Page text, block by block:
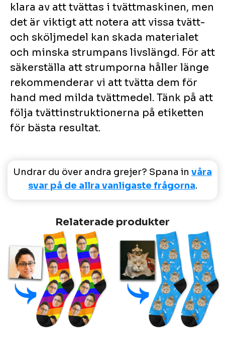
klara av att tvättas i tvättmaskinen, men
det är viktigt att notera att vissa tvätt-
och sköljmedel kan skada materialet
och minska strumpans livslängd. För att
säkerställa att strumporna håller länge
rekommenderar vi att tvätta dem för
hand med milda tvättmedel. Tänk på att
följa tvättinstruktionerna på etiketten
för bästa resultat.
Undrar du över andra grejer? Spana in våra
svar på de allra vanligaste frågorna.
Relaterade produkter